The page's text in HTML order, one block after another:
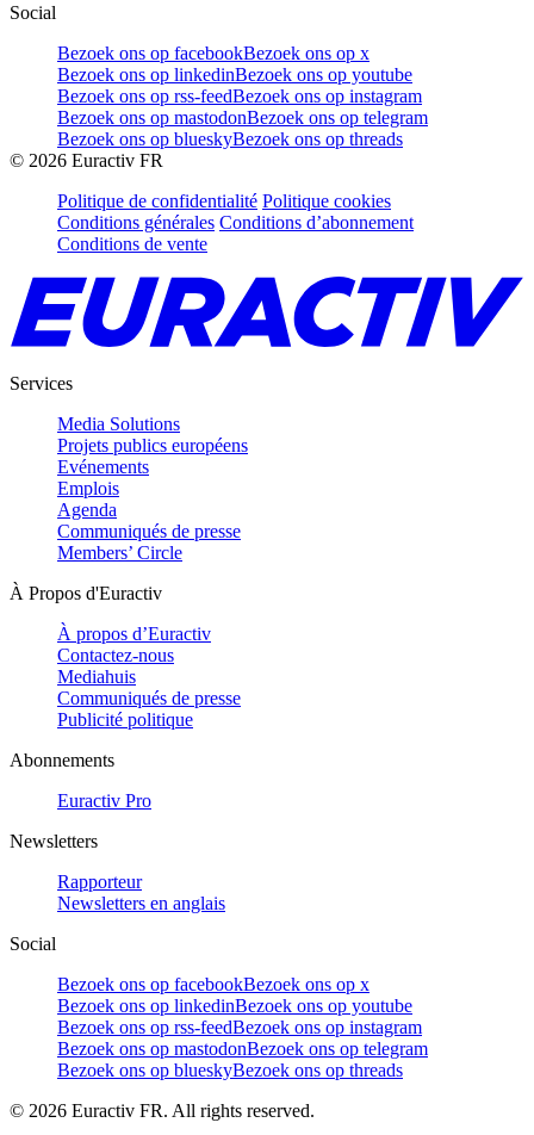
Social
Bezoek ons op facebookBezoek ons op x
Bezoek ons op linkedinBezoek ons op youtube
Bezoek ons op rss-feedBezoek ons op instagram
Bezoek ons op mastodonBezoek ons op telegram
Bezoek ons op blueskyBezoek ons op threads
© 2026 Euractiv FR
Politique de confidentialité Politique cookies
Conditions générales Conditions d’abonnement
Conditions de vente
Services
Media Solutions
Projets publics européens
Evénements
Emplois
Agenda
Communiqués de presse
Members’ Circle
À Propos d'Euractiv
À propos d’Euractiv
Contactez-nous
Mediahuis
Communiqués de presse
Publicité politique
Abonnements
Euractiv Pro
Newsletters
Rapporteur
Newsletters en anglais
Social
Bezoek ons op facebookBezoek ons op x
Bezoek ons op linkedinBezoek ons op youtube
Bezoek ons op rss-feedBezoek ons op instagram
Bezoek ons op mastodonBezoek ons op telegram
Bezoek ons op blueskyBezoek ons op threads
© 2026 Euractiv FR. All rights reserved.